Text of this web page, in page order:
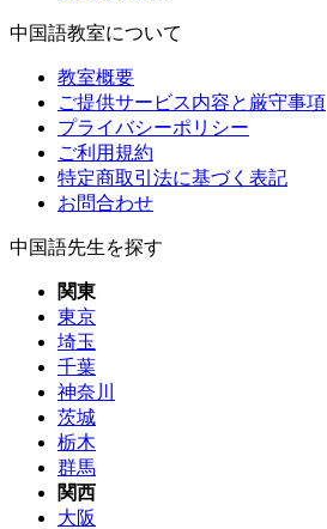
中国語教室について
教室概要
ご提供サービス内容と厳守事項
プライバシーポリシー
ご利用規約
特定商取引法に基づく表記
お問合わせ
中国語先生を探す
関東
東京
埼玉
千葉
神奈川
茨城
栃木
群馬
関西
大阪